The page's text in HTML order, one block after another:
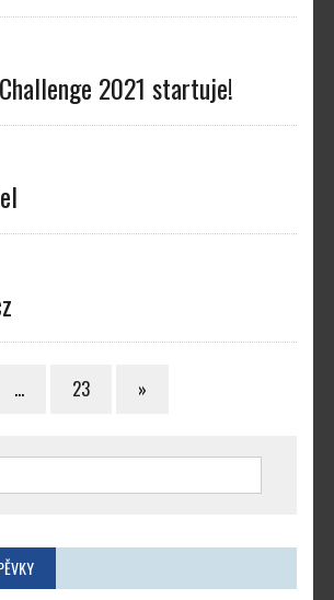
2021 startuje!
… 23 »